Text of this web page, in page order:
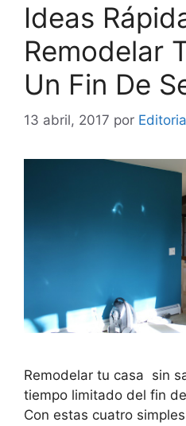
Ideas
Remodelar
Un Fin De
13 abril, 2017 por
Remodelar tu casa sin
tiempo limitado del fin
Con estas cuatro